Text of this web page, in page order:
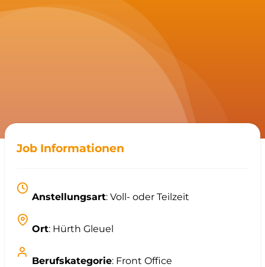
Job Informationen
Anstellungsart: Voll- oder Teilzeit
Ort: Hürth Gleuel
Berufskategorie: Front Office